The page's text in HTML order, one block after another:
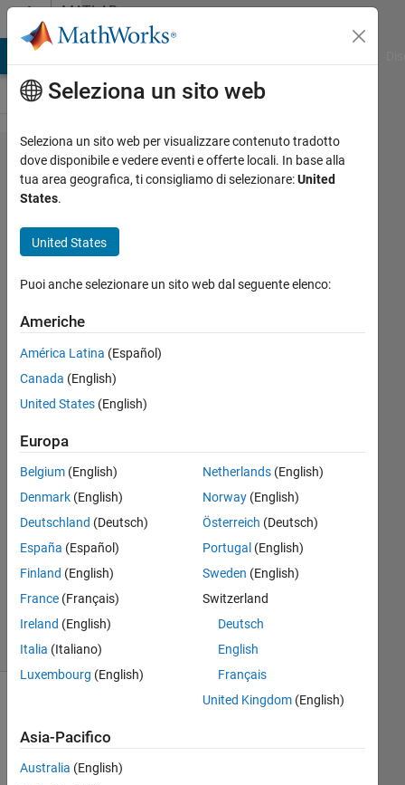
Vai al contenutoMATLAB
Answers
How can I
separate
years
timetable?
Ashfaq
6 Mar
1
Risposta
Risposta
accettata
Aggiornato
14
Visualizzazioni
(30 giorni)
meno
recenti
Seleziona un sito web
Seleziona un sito web per visualizzare contenuto tradotto
dove disponibile e vedere eventi e offerte locali. In base alla
tua area geografica, ti consigliamo di selezionare:United
States.
United States
Puoi anche selezionare un sito web dal seguente elenco:
Americhe
América Latina (Español)
Canada (English)
United States (English)
Europa
Belgium (English)
Denmark (English)
Deutschland (Deutsch)
España (Español)
Finland (English)
France (Français)
Ireland (English)
Italia (Italiano)
Luxembourg (English)
Netherlands(English)
Norway(English)
Österreich (Deutsch)
Portugal (English)
Sweden (English)
Switzerland
Deutsch
English
Français
United Kingdom(English)
Asia-Pacifico
Australia (English)